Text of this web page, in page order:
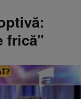
frică"